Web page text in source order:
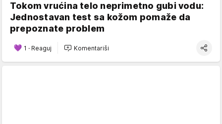
Tokom vrućina telo neprimetno gubi vodu:
Jednostavan test sa kožom pomaže da
prepoznate problem
1 · Reaguj Komentariši